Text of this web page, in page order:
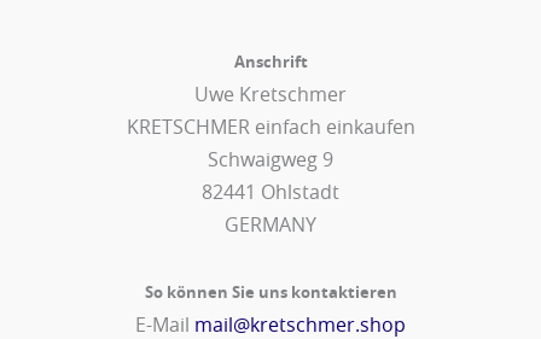
Anschrift
Uwe Kretschmer
KRETSCHMER einfach einkaufen
Schwaigweg 9
82441 Ohlstadt
GERMANY
So können Sie uns kontaktieren
E-Mail mail@kretschmer.shop